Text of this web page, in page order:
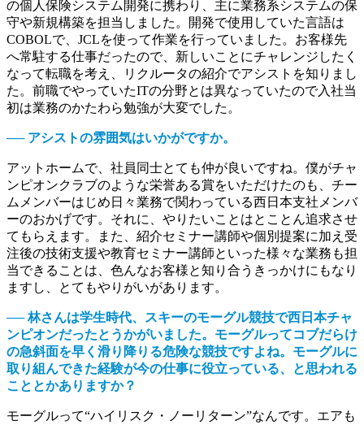
の個人保険システム開発に携わり、主に業務系システムの保
守や新規構築を担当しました。開発で使用していた言語は
COBOLで、JCLを使って作業を行っていました。お客様先
へ常駐する仕事だったので、新しいことにチャレンジしたく
なって転職を考え、リクルータの紹介でアシストを知りまし
た。前職でやっていたITの分野とは異なっていたので入社当
初は業務のかたわら勉強が大変でした。
── アシストの雰囲気はいかがですか。
アットホームで、社員同士とても仲が良いですね。僕がチャ
ンピオンクラブのような栄誉ある賞をいただけたのも、チー
ムメンバーはじめ日々業務で関わっている西日本支社メンバ
ーのおかげです。それに、やりたいことはとことん追求させ
てもらえます。また、紹介セミナー講師や個別提案に加え受
注後の技術支援や教育セミナー講師といった様々な業務も担
当できることは、色んなお客様と知り合うきっかけにもなり
ますし、とてもやりがいがあります。
── 林さんは学生時代、スキーのモーグル競技で西日本チャ
ンピオンだったとうかがいました。モーグルってコブだらけ
の急斜面を早く滑り降りる危険な競技ですよね。モーグルに
取り組んできた経験が今の仕事に役立っている、と思われる
こととかありますか？
モーグルって“ハイリスク・ノーリターン”なんです。エアも